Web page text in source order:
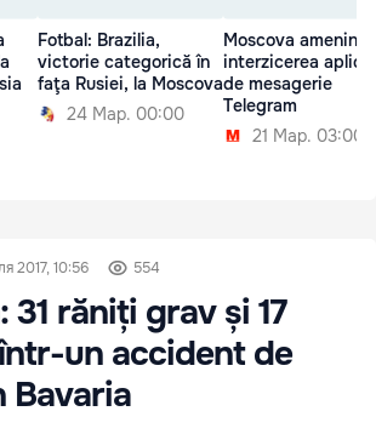
Fotbal: Brazilia,
victorie categorică în
faţa Rusiei, la Moscova
24 Мар. 00:00
Moscova
interzicerea
de mesagerie
Telegram
21 Мар. 03:00
2017, 10:56 554
31 răniți grav și 17
un accident de
Bavaria